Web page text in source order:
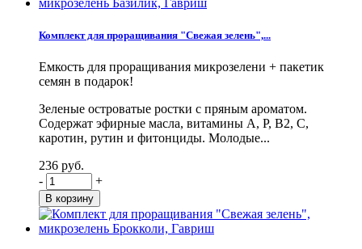
Комплект для проращивания "Свежая зелень",...
Емкость для проращивания микрозелени + пакетик
семян в подарок!
Зеленые островатые ростки с пряным ароматом.
Содержат эфирные масла, витамины А, Р, В2, С,
каротин, рутин и фитонциды. Молодые...
236 руб.
-
+